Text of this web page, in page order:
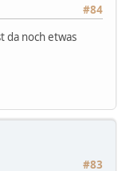
#84
da noch etwas
#83